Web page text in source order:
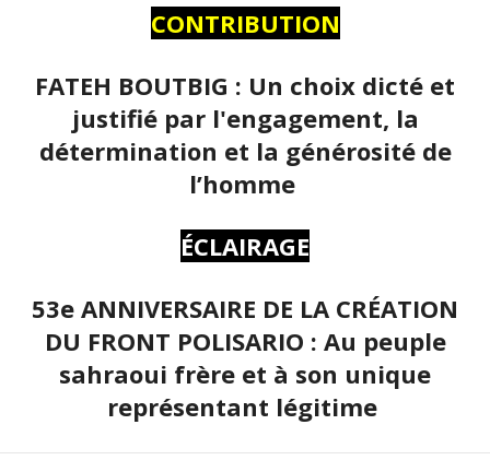
CONTRIBUTION
FATEH BOUTBIG : Un choix dicté et
justifié par l'engagement, la
détermination et la générosité de
l’homme
ÉCLAIRAGE
53e ANNIVERSAIRE DE LA CRÉATION
DU FRONT POLISARIO : Au peuple
sahraoui frère et à son unique
représentant légitime